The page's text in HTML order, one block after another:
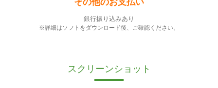
その他のお支払い
銀行振り込みあり
※詳細はソフトをダウンロード後、ご確認ください。
スクリーンショット